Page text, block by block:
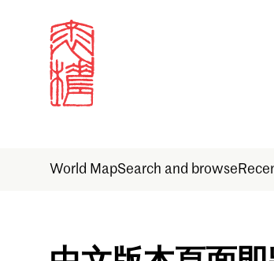
World MapSearch and browse
Sign in